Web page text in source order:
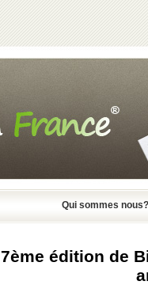
Qui sommes nous?
7ème édition de